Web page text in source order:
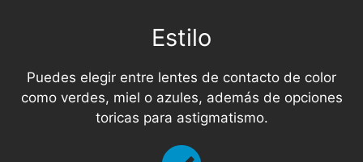
Estilo
Puedes elegir entre lentes de contacto de color
como verdes, miel o azules, además de opciones
toricas para astigmatismo.